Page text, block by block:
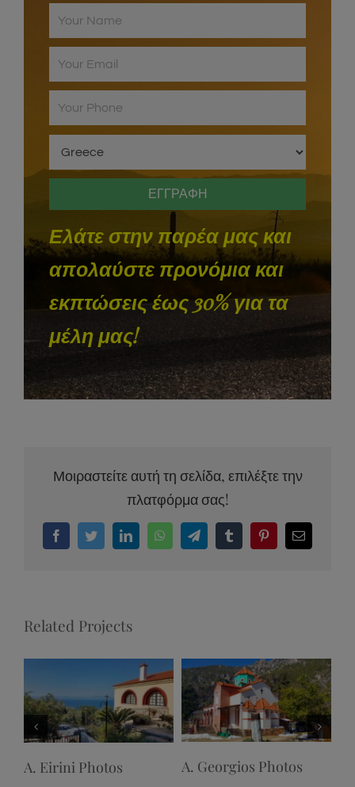
Ελάτε στην παρέα μας και
απολαύστε προνόμια και
εκπτώσεις έως 30% για τα
μέλη μας!
Μοιραστείτε αυτή τη σελίδα, επιλέξτε την
πλατφόρμα σας!
FacebookTwitterLinkedInWhatsAppTelegramTumblrPinterestEmail
Related Projects
Telethrio Photos Edipsos Photos